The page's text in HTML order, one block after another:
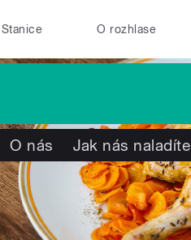
Stanice O rozhlase
O nás Jak nás naladíte